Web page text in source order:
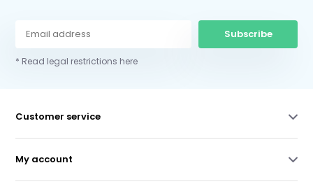
Subscribe
* Read legal restrictions here
Customer service
My account